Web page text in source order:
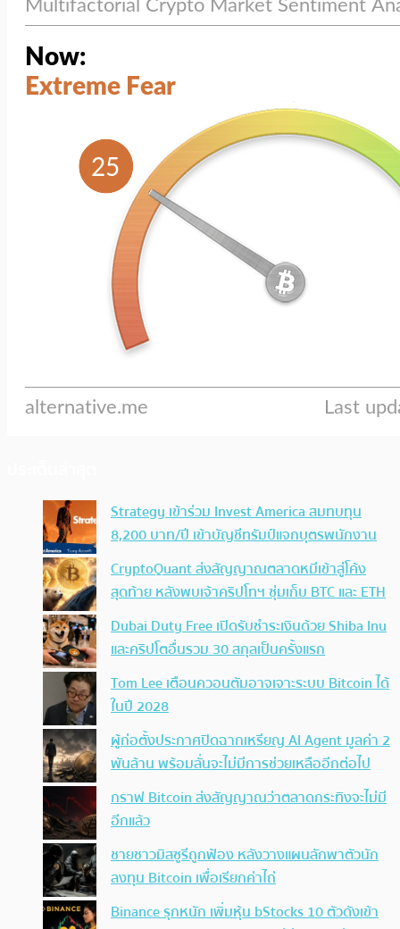
Strategy เข้าร่วม Invest America สมทบทุน
8,200 บาท/ปี เข้าบัญชีทรัมป์แจกบุตรพนักงาน
CryptoQuant ส่งสัญญาณตลาดหมีเข้าสู่โค้ง
สุดท้าย หลังพบเจ้าคริปโทฯ ซุ่มเก็บ BTC และ ETH
Dubai Duty Free เปิดรับชำระเงินด้วย Shiba Inu
และคริปโตอื่นรวม 30 สกุลเป็นครั้งแรก
Tom Lee เตือนควอนตัมอาจเจาะระบบ Bitcoin ได้
ในปี 2028
ผู้ก่อตั้งประกาศปิดฉากเหรียญ AI Agent มูลค่า 2
พันล้าน พร้อมลั่นจะไม่มีการช่วยเหลืออีกต่อไป
กราฟ Bitcoin ส่งสัญญาณว่าตลาดกระทิงจะไม่มี
อีกแล้ว
ชายชาวมิสซูรีถูกฟ้อง หลังวางแผนลักพาตัวนัก
ลงทุน Bitcoin เพื่อเรียกค่าไถ่
Binance รุกหนัก เพิ่มหุ้น bStocks 10 ตัวดังเข้า